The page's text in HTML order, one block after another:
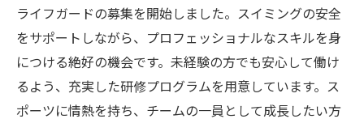
ライフガードの募集を開始しました。スイミングの安全
をサポートしながら、プロフェッショナルなスキルを身
につける絶好の機会です。未経験の方でも安心して働け
るよう、充実した研修プログラムを用意しています。ス
ポーツに情熱を持ち、チームの一員として成長したい方